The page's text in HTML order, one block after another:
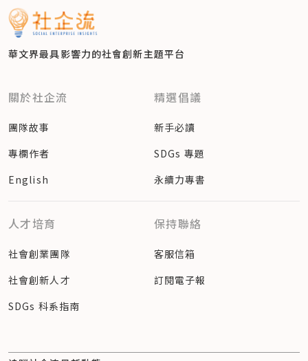
華文界最具影響力的社會創新主題平台
關於社企流
團隊故事
專欄作者
English
精選倡議
新手必讀
SDGs 專題
永續力專書
人才培育
社會創業團隊
社會創新人才
SDGs 科系指南
保持聯絡
客服信箱
訂閱電子報